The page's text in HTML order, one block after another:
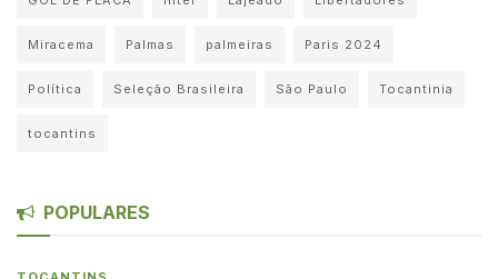
Miracema Palmas palmeiras Paris 2024
Política Seleção Brasileira São Paulo Tocantinia
tocantins
POPULARES